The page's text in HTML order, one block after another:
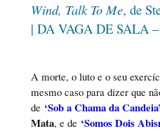
Wind, Talk To Me, de
| DA VAGA DE SALA
A morte, o luto e o seu
mesmo caso para dizer que
de ‘Sob a Chama da
Mata, e de ‘Somos Dois